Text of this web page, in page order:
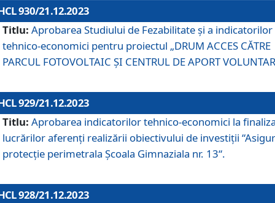
930/21.12.2023
Titlu: Aprobarea Studiului de Fezabilitate și a indicatorilor
tehnico-economici pentru proiectul „DRUM ACCES CĂTRE
PARCUL FOTOVOLTAIC ȘI CENTRUL DE APORT
929/21.12.2023
Titlu: Aprobarea indicatorilor tehnico-economici la
lucrărilor aferenți realizării obiectivului de investiții
protecție perimetrala Școala Gimnaziala nr. 13“.
928/21.12.2023